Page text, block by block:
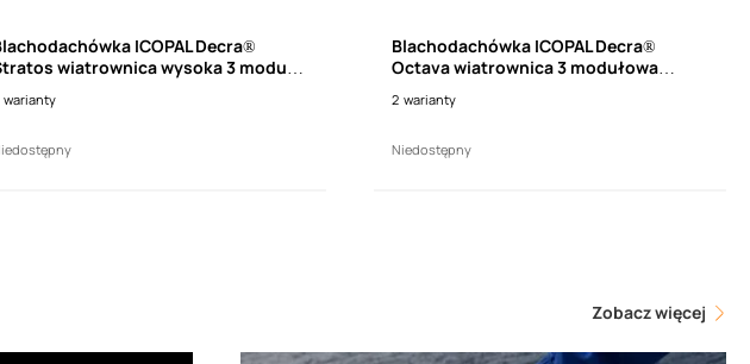
ICOPAL Decra®
wiatrownica wysoka 3 moduły,
warianty
Blachodachówka ICOPAL Decra®
Octava wiatrownica 3 modułowa
2 warianty
Niedostępny
Zobacz więcej